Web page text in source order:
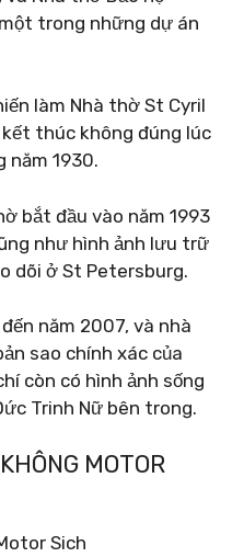
trong những dự án
làm Nhà thờ St Cyril
thúc không đúng lúc
năm 1930.
bắt đầu vào năm 1993
như hình ảnh lưu trữ
dõi ở St Petersburg.
năm 2007, và nhà
sao chính xác của
còn có hình ảnh sống
Trinh Nữ bên trong.
MOTOR